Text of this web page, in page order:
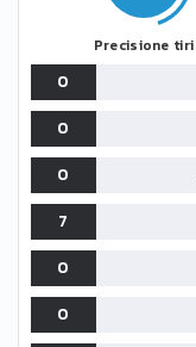
Precisione tiri
0
0
0
7
0
0